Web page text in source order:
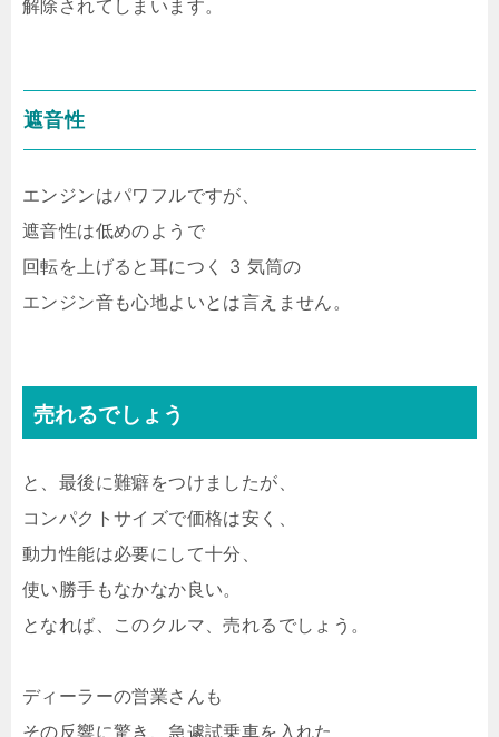
解除されてしまいます。
遮音性
エンジンはパワフルですが、
遮音性は低めのようで
回転を上げると耳につく 3 気筒の
エンジン音も心地よいとは言えません。
売れるでしょう
と、最後に難癖をつけましたが、
コンパクトサイズで価格は安く、
動力性能は必要にして十分、
使い勝手もなかなか良い。
となれば、このクルマ、売れるでしょう。
ディーラーの営業さんも
その反響に驚き、急遽試乗車を入れた